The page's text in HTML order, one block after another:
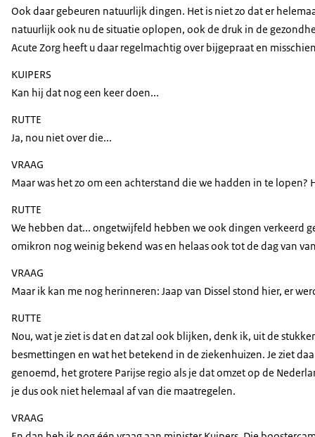
Ook daar gebeuren natuurlijk dingen. Het is niet zo dat er
natuurlijk ook nu de situatie oplopen, ook de druk in de
Acute Zorg heeft u daar regelmachtig over bijgepraat en
KUIPERS
Kan hij dat nog een keer doen...
RUTTE
Ja, nou niet over die...
VRAAG
Maar was het zo om een achterstand die we hadden in te
RUTTE
We hebben dat... ongetwijfeld hebben we ook dingen verkeerd
omikron nog weinig bekend was en helaas ook tot de dag van
VRAAG
Maar ik kan me nog herinneren: Jaap van Dissel stond hier, er
RUTTE
Nou, wat je ziet is dat en dat zal ook blijken, denk ik, uit de
besmettingen en wat het betekend in de ziekenhuizen. Je ziet
genoemd, het grotere Parijse regio als je dat omzet op de
je dus ook niet helemaal af van die maatregelen.
VRAAG